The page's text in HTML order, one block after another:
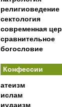
религиоведение
сектология
современная
сравнительное
богословие
Конфессии
атеизм
ислам
иудаизм